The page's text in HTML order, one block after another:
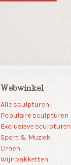
Webwinkel
Alle sculpturen
Populaire sculpturen
Exclusieve sculpturen
Sport & Muziek
Urnen
Wijnpakketten